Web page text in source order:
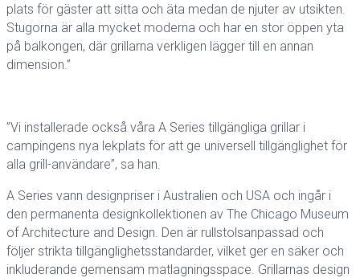
plats för gäster att sitta och äta medan de njuter av utsikten.
Stugorna är alla mycket moderna och har en stor öppen yta
på balkongen, där grillarna verkligen lägger till en annan
dimension.”
”Vi installerade också våra A Series tillgängliga grillar i
campingens nya lekplats för att ge universell tillgänglighet för
alla grill-användare”, sa han.
A Series vann designpriser i Australien och USA och ingår i
den permanenta designkollektionen av The Chicago Museum
of Architecture and Design. Den är rullstolsanpassad och
följer strikta tillgänglighetsstandarder, vilket ger en säker och
inkluderande gemensam matlagningsspace. Grillarnas design